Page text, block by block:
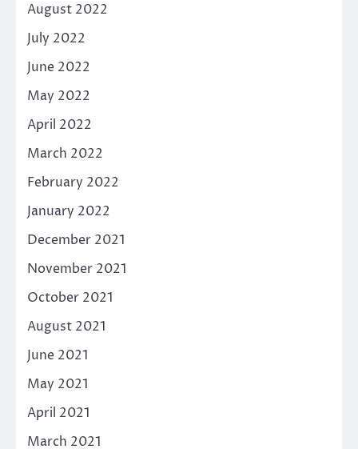
August 2022
July 2022
June 2022
May 2022
April 2022
March 2022
February 2022
January 2022
December 2021
November 2021
October 2021
August 2021
June 2021
May 2021
April 2021
March 2021